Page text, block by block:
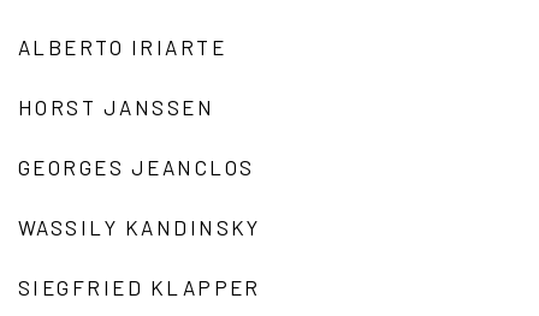
ALBERTO IRIARTE
HORST JANSSEN
GEORGES JEANCLOS
WASSILY KANDINSKY
SIEGFRIED KLAPPER